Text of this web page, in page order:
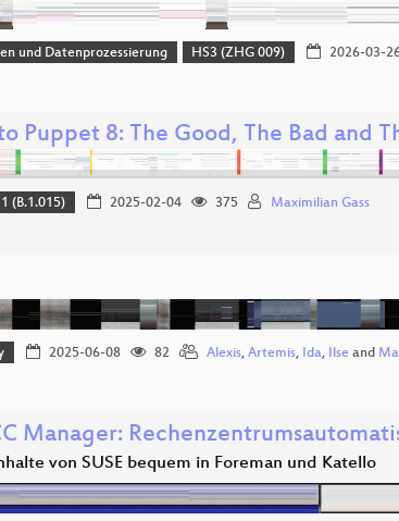
und Datenprozessierung HS3 (ZHG 009) 2026-03-
Puppet 8: The Good, The Bad and
(B.1.015) 2025-02-04 375 Maximilian Gass
2025-06-08 82 Alexis, Artemis, Ida, Ilseand
Manager:
von SUSE bequem in Foreman und Katello